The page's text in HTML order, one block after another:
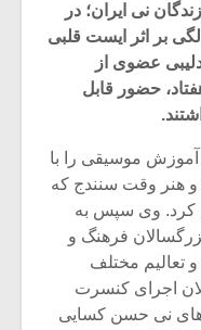
نی ایران؛ در
اسفند ۱۴۰۲ در سن ۶۶ سالگی بر اثر ایست قلبی
عضوی از
حضور قابل
در سن ۱۰ سالگی آموزش موسیقی را با
و هنر وقت سنندج که
کرد. وی سپس به
فرهنگ و
تعالیم مختلف
اجرای کنسرت
نی حسن کسایی